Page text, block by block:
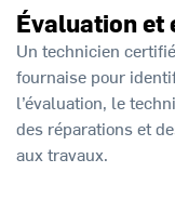
Évaluation et
Un technicien
fournaise pour
l’évaluation, le
des réparations et
aux travaux.